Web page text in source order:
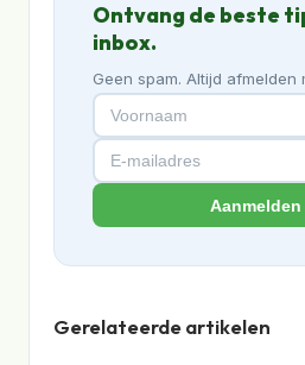
Ontvang de beste
inbox.
Geen spam. Altijd afmelden
Gerelateerde artikelen